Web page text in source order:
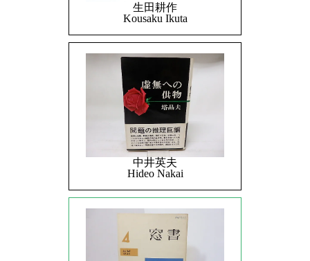
生田耕作
Kousaku Ikuta
中井英夫
Hideo Nakai